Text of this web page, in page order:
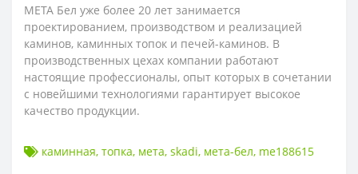
МЕТА Бел уже более 20 лет занимается
проектированием, производством и реализацией
каминов, каминных топок и печей-каминов. В
производственных цехах компании работают
настоящие профессионалы, опыт которых в сочетании
с новейшими технологиями гарантирует высокое
качество продукции.
каминная, топка, мета, skadi, мета-бел, me188615